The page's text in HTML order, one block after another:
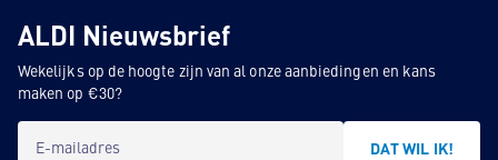
ALDI Nieuwsbrief
Wekelijks op de hoogte zijn van al onze aanbiedingen en kans
maken op €30?
E-mailadres DAT WIL IK!